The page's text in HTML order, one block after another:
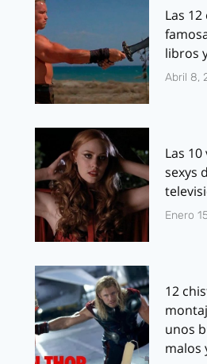
Las
libros
Abril 8,
Las
sexys
Enero
12
unos
malos